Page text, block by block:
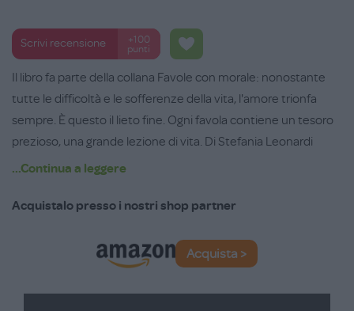
Scrivi recensione
+100
punti
Il libro fa parte della collana Favole con morale: nonostante
tutte le difficoltà e le sofferenze della vita, l'amore trionfa
sempre. È questo il lieto fine. Ogni favola contiene un tesoro
prezioso, una grande lezione di vita. Di Stefania Leonardi
Hartley. Età di lettura dai 3 anni.
...Continua a leggere
Acquistalo presso i nostri shop partner
Acquista >